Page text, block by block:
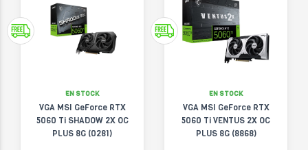
EN STOCK
VGA MSI GeForce RTX
5060 Ti SHADOW 2X OC
PLUS 8G (0281)
EN STOCK
VGA MSI GeForce RTX
5060 Ti VENTUS 2X OC
PLUS 8G (8868)